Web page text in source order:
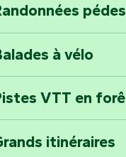
Explorez
d’orientation «
gardiens de la nature
à vélo
VTT en
itinéraires